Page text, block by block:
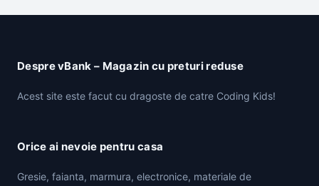
Despre vBank – Magazin cu preturi reduse
Acest site este facut cu dragoste de catre Coding Kids!
Orice ai nevoie pentru casa
Gresie, faianta, marmura, electronice, materiale de